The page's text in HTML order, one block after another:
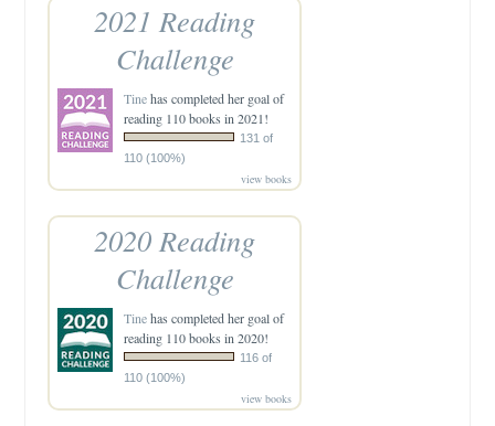
2021 Reading
Challenge
Tinehas completed her goal of
reading 110 books in 2021!
131 of
110 (100%)
view books
2020 Reading
Challenge
Tinehas completed her goal of
reading 110 books in 2020!
116 of
110 (100%)
view books